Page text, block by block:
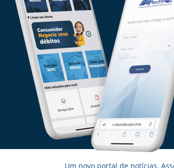
Um novo portal de notícias.